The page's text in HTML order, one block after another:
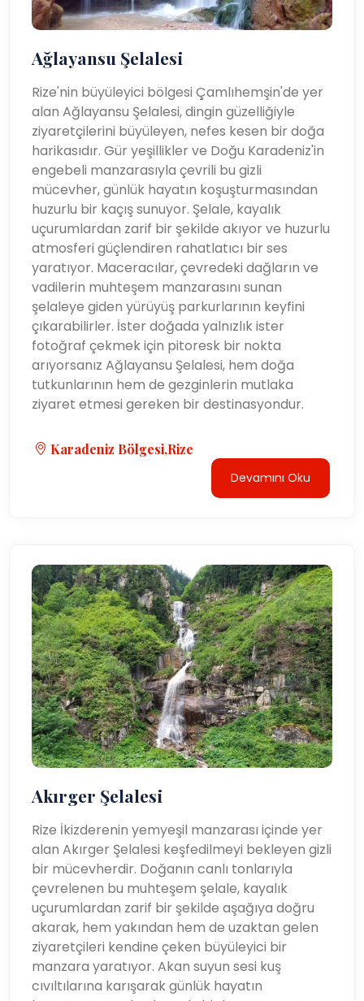
Ağlayansu Şelalesi
Rize'nin büyüleyici bölgesi Çamlıhemşin'de yer
alan Ağlayansu Şelalesi, dingin güzelliğiyle
ziyaretçilerini büyüleyen, nefes kesen bir doğa
harikasıdır. Gür yeşillikler ve Doğu Karadeniz'in
engebeli manzarasıyla çevrili bu gizli
mücevher, günlük hayatın koşuşturmasından
huzurlu bir kaçış sunuyor. Şelale, kayalık
uçurumlardan zarif bir şekilde akıyor ve huzurlu
atmosferi güçlendiren rahatlatıcı bir ses
yaratıyor. Maceracılar, çevredeki dağların ve
vadilerin muhteşem manzarasını sunan
şelaleye giden yürüyüş parkurlarının keyfini
çıkarabilirler. İster doğada yalnızlık ister
fotoğraf çekmek için pitoresk bir nokta
arıyorsanız Ağlayansu Şelalesi, hem doğa
tutkunlarının hem de gezginlerin mutlaka
ziyaret etmesi gereken bir destinasyondur.
Karadeniz Bölgesi,Rize
Devamını Oku
Akırger Şelalesi
Rize İkizderenin yemyeşil manzarası içinde yer
alan Akırger Şelalesi keşfedilmeyi bekleyen gizli
bir mücevherdir. Doğanın canlı tonlarıyla
çevrelenen bu muhteşem şelale, kayalık
uçurumlardan zarif bir şekilde aşağıya doğru
akarak, hem yakından hem de uzaktan gelen
ziyaretçileri kendine çeken büyüleyici bir
manzara yaratıyor. Akan suyun sesi kuş
cıvıltılarına karışarak günlük hayatın